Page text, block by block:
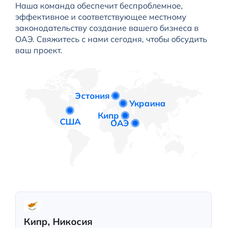
Наша команда обеспечит беспроблемное,
эффективное и соответствующее местному
законодательству создание вашего бизнеса в
ОАЭ. Свяжитесь с нами сегодня, чтобы обсудить
ваш проект.
Эстония
Украина
Кипр
ОАЭ
США
Кипр, Никосия